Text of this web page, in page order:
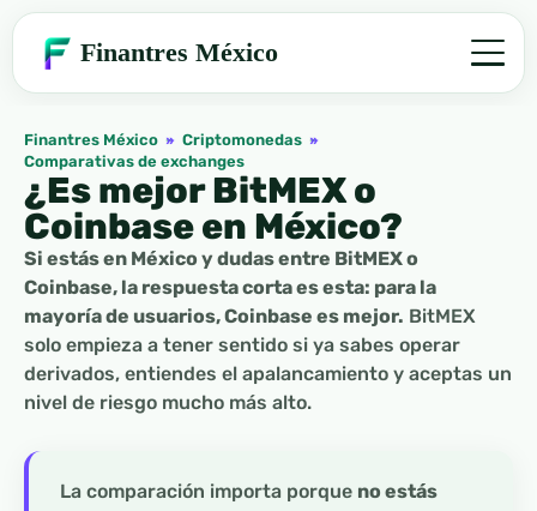
Finantres México
Finantres México » Criptomonedas »
Comparativas de exchanges
¿Es mejor BitMEX o
Coinbase en México?
Si estás en México y dudas entre BitMEX o
Coinbase, la respuesta corta es esta: para la
mayoría de usuarios, Coinbase es mejor. BitMEX
solo empieza a tener sentido si ya sabes operar
derivados, entiendes el apalancamiento y aceptas un
nivel de riesgo mucho más alto.
La comparación importa porque no estás